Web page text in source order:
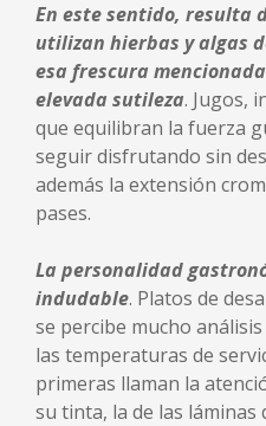
En este sentido, resulta
utilizan hierbas y algas
esa frescura
elevada sutileza. Jugos,
que equilibran la fuerza
seguir disfrutando sin
además la extensión
pases.
La personalidad
indudable. Platos de
se percibe mucho
las temperaturas de
primeras llaman la
su tinta, la de las láminas